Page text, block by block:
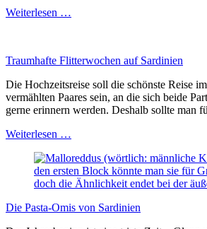
Weiterlesen …
-
Kampf
zweier
antiker
Traumhafte Flitterwochen auf Sardinien
Die Hochzeitsreise soll die schönste Reise
vermählten Paares sein, an die sich beide
gerne erinnern werden. Deshalb sollte man
Weiterlesen …
auf
Sardinien
Die Pasta-Omis von Sardinien